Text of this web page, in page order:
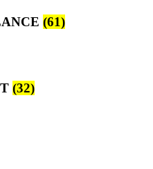
(61)
(32)